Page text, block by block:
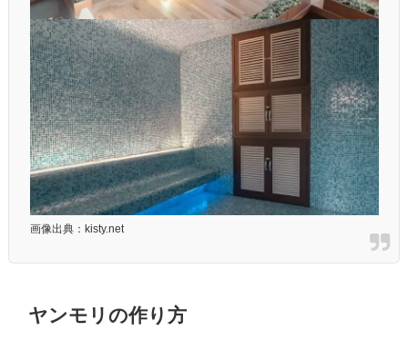
画像出典：kisty.net
ヤンモリの作り方